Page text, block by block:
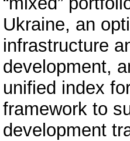
Ukraine, an
infrastructure
development,
unified index
framework to
development